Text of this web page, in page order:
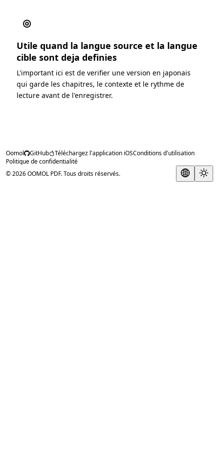
◎
Utile quand la langue source et la langue
cible sont deja definies
L'important ici est de verifier une version en japonais
qui garde les chapitres, le contexte et le rythme de
lecture avant de l'enregistrer.
Oomol GitHub Téléchargez l'application iOSConditions d'utilisation
Politique de confidentialité
© 2026 OOMOL PDF. Tous droits réservés.